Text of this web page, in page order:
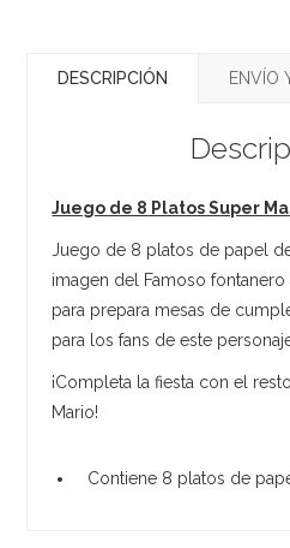
DESCRIPCIÓN ENVÍO
Juego de 8 Platos Super
Juego de 8 platos de papel
imagen del Famoso
para prepara mesas de
para los fans de este
¡Completa la fiesta con el
Mario!
Contiene 8 platos de